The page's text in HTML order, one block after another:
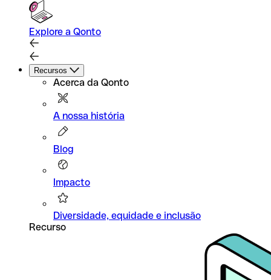
Explore a Qonto
Recursos
Acerca da Qonto
A nossa história
Blog
Impacto
Diversidade, equidade e inclusão
Recurso